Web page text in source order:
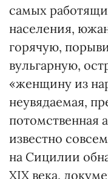
самых
населения,
горячую,
вульгарную,
«женщину из
неувядаемая,
потомственная
известно
на Сицилии
XIX века,